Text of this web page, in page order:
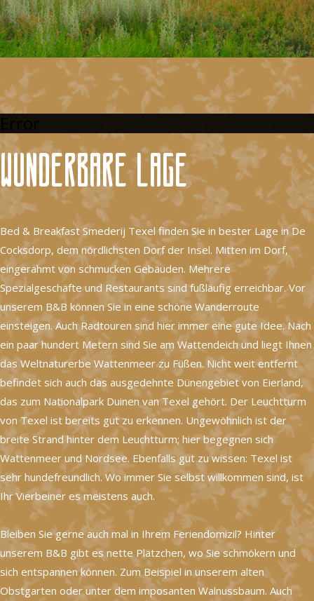
Wunderbare Lage
Bed & Breakfast Smederij Texel finden Sie in bester Lage in De
Cocksdorp, dem nördlichsten Dorf der Insel. Mitten im Dorf,
eingerahmt von schmucken Gebäuden. Mehrere
Spezialgeschäfte und Restaurants sind fußläufig erreichbar. Vor
unserem B&B können Sie in eine schöne Wanderroute
einsteigen. Auch Radtouren sind hier immer eine gute Idee. Nach
ein paar hundert Metern sind Sie am Wattendeich und liegt Ihnen
das Weltnaturerbe Wattenmeer zu Füßen. Nicht weit entfernt
befindet sich auch das ausgedehnte Dünengebiet von Eierland,
das zum Nationalpark Duinen van Texel gehört. Der Leuchtturm
von Texel ist bereits gut zu erkennen. Ungewöhnlich ist der
breite Strand hinter dem Leuchtturm; hier begegnen sich
Wattenmeer und Nordsee. Ebenfalls gut zu wissen: Texel ist
sehr hundefreundlich. Wo immer Sie selbst willkommen sind, ist
Ihr Vierbeiner es meistens auch.
Bleiben Sie gerne auch mal in Ihrem Feriendomizil? Hinter
unserem B&B gibt es nette Plätzchen, wo Sie schmökern und
sich entspannen können. Zum Beispiel in unserem alten
Obstgarten oder unter dem imposanten Walnussbaum. Auch